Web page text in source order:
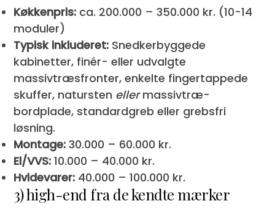
Køkkenpris: ca. 200.000 – 350.000 kr. (10-14
moduler)
Typisk inkluderet: Snedkerbyggede
kabinetter, finér- eller udvalgte
massivtræsfronter, enkelte fingertappede
skuffer, natursten ellermassivtræ-
bordplade, standardgreb eller grebsfri
løsning.
Montage: 30.000 – 60.000 kr.
El/VVS: 10.000 – 40.000 kr.
Hvidevarer: 40.000 – 100.000 kr.
3) high-end fra de kendte mærker